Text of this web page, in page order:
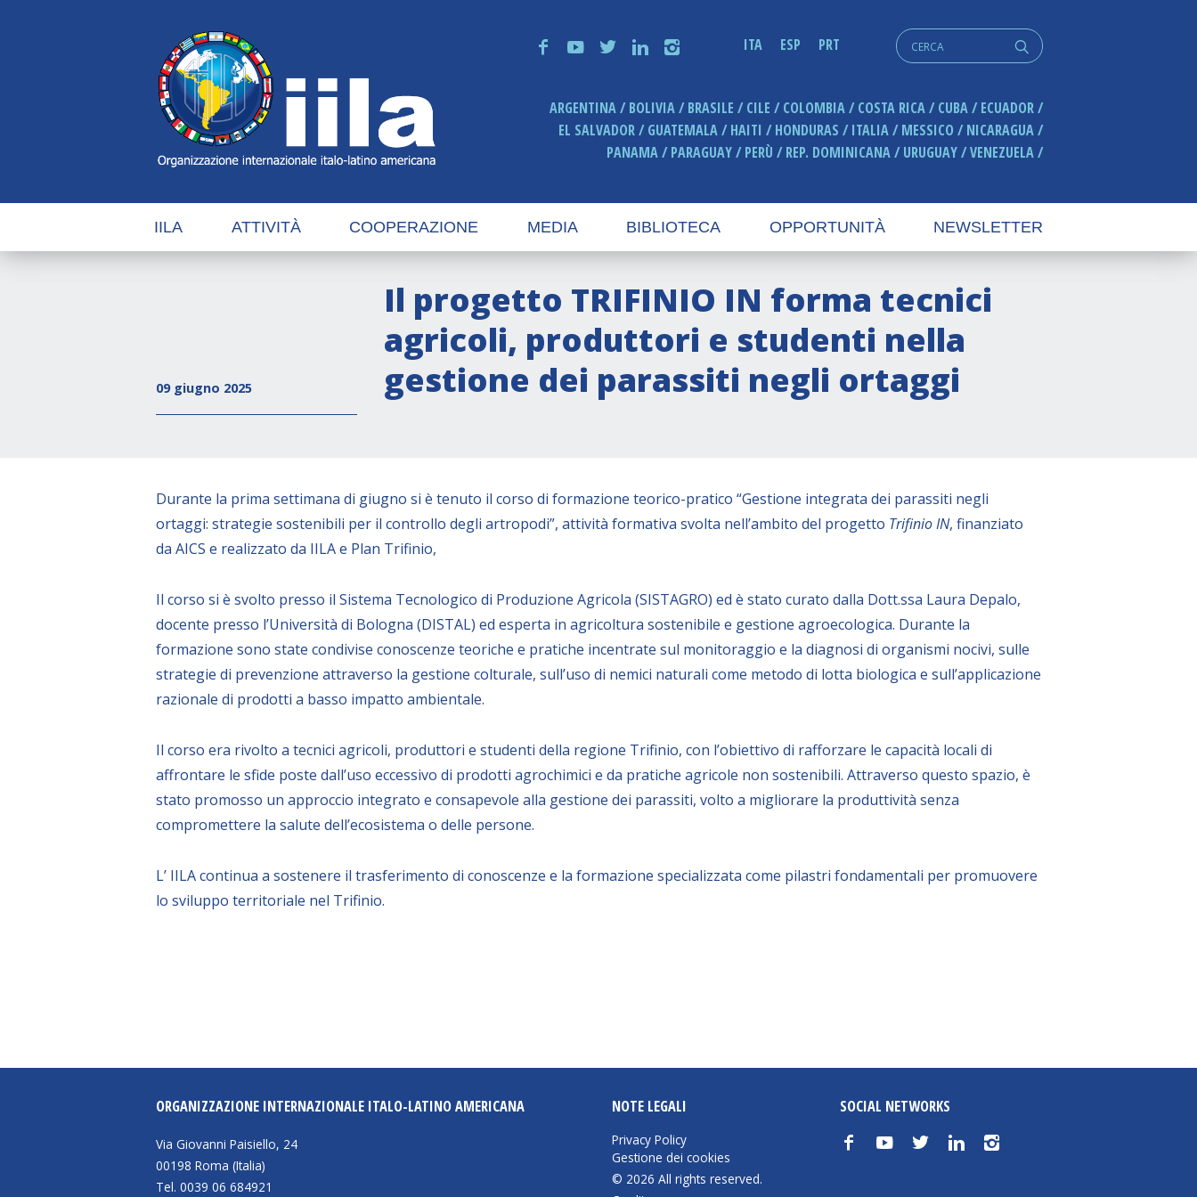
f y t n i ITA ESP PRT q
Cerca:
ARGENTINA BOLIVIA BRASILE CILE COLOMBIA COSTA RICA CUBA
ECUADOR
EL SALVADOR
GUATEMALA HAITI HONDURAS ITALIA MESSICO
NICARAGUA
PANAMA
PARAGUAY PERÙ REP. DOMINICANA URUGUAY VENEZUELA
IILA ATTIVITÀ COOPERAZIONE MEDIA BIBLIOTECA OPPORTUNITÀ NEWSLETTER
09 giugno 2025
Il progetto TRIFINIO IN forma tecnici
agricoli, produttori e studenti nella
gestione dei parassiti negli ortaggi
Durante la prima settimana di giugno si è tenuto il corso di formazione teorico-pratico “Gestione integrata dei parassiti negli
ortaggi: strategie sostenibili per il controllo degli artropodi”, attività formativa svolta nell’ambito del progetto Trifinio IN, finanziato
da AICS e realizzato da IILA e Plan Trifinio,
Il corso si è svolto presso il Sistema Tecnologico di Produzione Agricola (SISTAGRO) ed è stato curato dalla Dott.ssa Laura Depalo,
docente presso l’Università di Bologna (DISTAL) ed esperta in agricoltura sostenibile e gestione agroecologica. Durante la
formazione sono state condivise conoscenze teoriche e pratiche incentrate sul monitoraggio e la diagnosi di organismi nocivi, sulle
strategie di prevenzione attraverso la gestione colturale, sull’uso di nemici naturali come metodo di lotta biologica e sull’applicazione
razionale di prodotti a basso impatto ambientale.
Il corso era rivolto a tecnici agricoli, produttori e studenti della regione Trifinio, con l’obiettivo di rafforzare le capacità locali di
affrontare le sfide poste dall’uso eccessivo di prodotti agrochimici e da pratiche agricole non sostenibili. Attraverso questo spazio, è
stato promosso un approccio integrato e consapevole alla gestione dei parassiti, volto a migliorare la produttività senza
compromettere la salute dell’ecosistema o delle persone.
L’ IILA continua a sostenere il trasferimento di conoscenze e la formazione specializzata come pilastri fondamentali per promuovere
lo sviluppo territoriale nel Trifinio.
ORGANIZZAZIONE INTERNAZIONALE ITALO-LATINO AMERICANA
Via Giovanni Paisiello, 24
00198 Roma (Italia)
Tel. 0039 06 684921
NOTE LEGALI
Privacy Policy
Gestione dei cookies
© 2026 All rights reserved.
SOCIAL NETWORKS
f y t n i